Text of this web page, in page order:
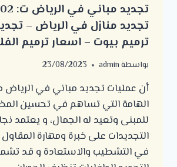
تجديد
تجديد منازل في الرياض –
ترميم بيوت – اسعار ترميم
بواسطةadmin
23/08/2023
أن عمليات تجديد مباني في الرياض
الهامة التي تساهم في تحسين
للمبنى وتعيد له الجمال، و يعتمد
التجديدات على خبرة ومهارة
في التشطيب والاستعادة و قد